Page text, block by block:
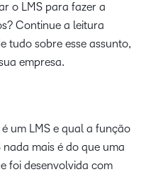
o LMS para fazer a
Continue a leitura
tudo sobre esse assunto,
empresa.
um LMS e qual a função
mais é do que uma
foi desenvolvida com